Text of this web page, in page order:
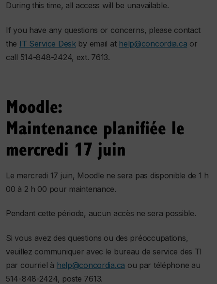
During this time, all access will be unavailable.
If you have any questions or concerns, please contact
the IT Service Deskby email at help@concordia.ca or
call 514-848-2424, ext. 7613.
Moodle:
Maintenance planifiée le
mercredi 17 juin
Le mercredi 17 juin, Moodle ne sera pas disponible de 1 h
00 à 2 h 00 pour maintenance.
Pendant cette période, aucun accès ne sera possible.
Si vous avez des questions ou des préoccupations,
veuillez communiquer avec le bureau de service des TI
par courriel à help@concordia.ca ou par téléphone au
514-848-2424, poste 7613.